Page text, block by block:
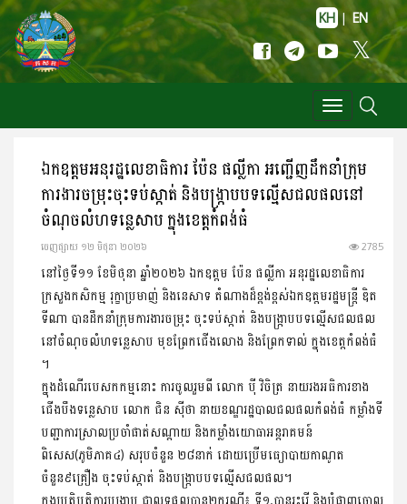
KH | EN
Toggle
navigation
ឯកឧត្តមអនុរដ្ឋលេខាធិការ ប៉ែន ផល្លីកា អញ្ជើញដឹកនាំក្រុម
ការងារ​ចម្រុះ​ចុះទប់ស្កាត់ និងបង្ក្រាបបទល្មើសជលផលនៅ
ចំណុចលំហទន្លេសាប ក្នុងខេត្តកំពង់ធំ
ចេញ​ផ្សាយ​ ១២ មិថុនា ២០២៦ 2785
នៅថ្ងៃទី១១ ខែមិថុនា ឆ្នាំ២០២៦ ឯកឧត្ដម ប៉ែន ផល្លីកា អនុរដ្ឋលេខាធិការ​
ក្រសួង​កសិកម្ម រុក្ខាប្រមាញ់ និងនេសាទ តំណាងដ៏ខ្ពង់ខ្ពស់ឯកឧត្ដមរដ្ឋមន្ត្រី ឌិត
ទីណា បានដឹកនាំក្រុមការងារចម្រុះ ចុះទប់ស្កាត់ និងបង្ក្រាបបទល្មើសជលផល
នៅចំណុចលំហទន្លេសាប មុខព្រែកជើងលោង និងព្រែកទាល់ ក្នុងខេត្តកំពង់ធំ
។
ក្នុងដំណើរបេសកកម្មនោះ ការចូលរួមពី លោក ប៉ី វិចិត្រ នាយរងអធិការខាង​
ជើង​បឹងទន្លេសាប លោក ជិន ស៊ីថា នាយខណ្ឌរដ្ឋបាលជលផលកំពង់ធំ កម្លាំង​ទី​
បញ្ជាការ​ស្រាលប្រចាំផាត់សណ្តាយ និងកម្លាំងយោធាអន្តរាគមន៍​
ពិសេស(ភូមិភាគ៤) សរុបចំនួន ២៨នាក់ ដោយប្រើមធ្យោបាយកាណូត​
ចំនួន៩គ្រឿង ចុះទប់ស្កាត់ និងបង្ក្រាបបទល្មើសជលផល។
ក្នុងប្រតិបត្តិការបង្ក្រាប ជាលទ្ធផលបាន២ករណី៖ ទី១.បានរុះរើ និងបំផ្លាញ​ចោល​